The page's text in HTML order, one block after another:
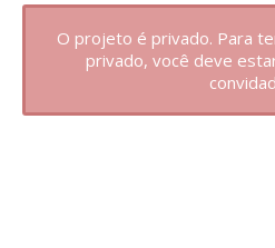
O projeto é privado. Para
privado, você deve